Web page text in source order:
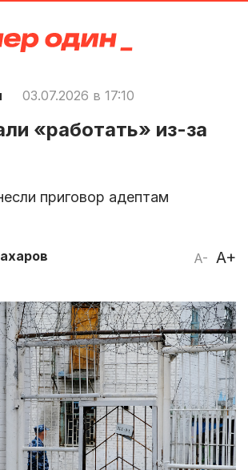
03.07.2026 в 17:10
«работать» из-за
приговор адептам
A- A+